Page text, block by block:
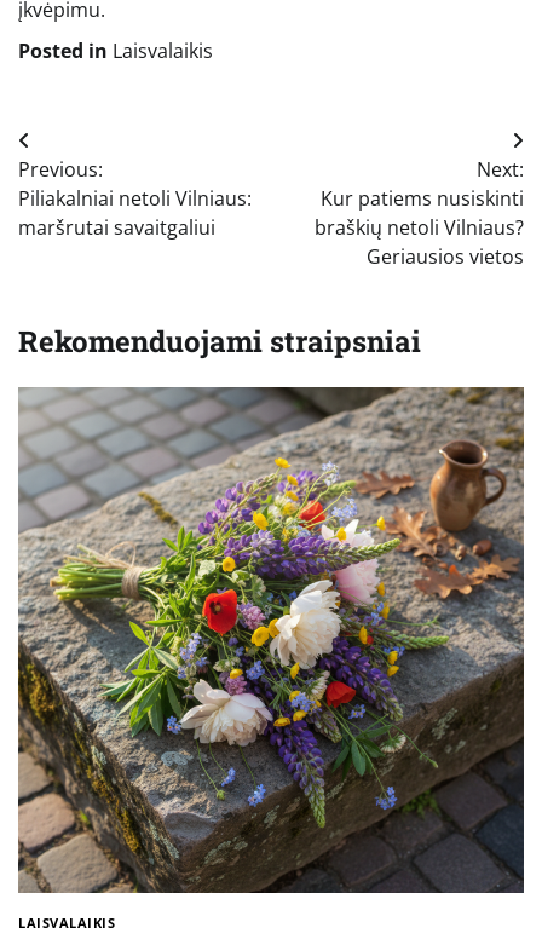
įkvėpimu.
Posted in Laisvalaikis
Navigacija
tarp
įrašų
Previous:
Piliakalniai netoli Vilniaus:
maršrutai savaitgaliui
Next:
Kur patiems nusiskinti
braškių netoli Vilniaus?
Geriausios vietos
Rekomenduojami straipsniai
LAISVALAIKIS